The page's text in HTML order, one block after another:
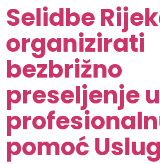
Selidbe
organizirati
bezbrižno
preseljenje
pomoć